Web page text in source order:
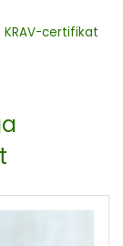
certifikat